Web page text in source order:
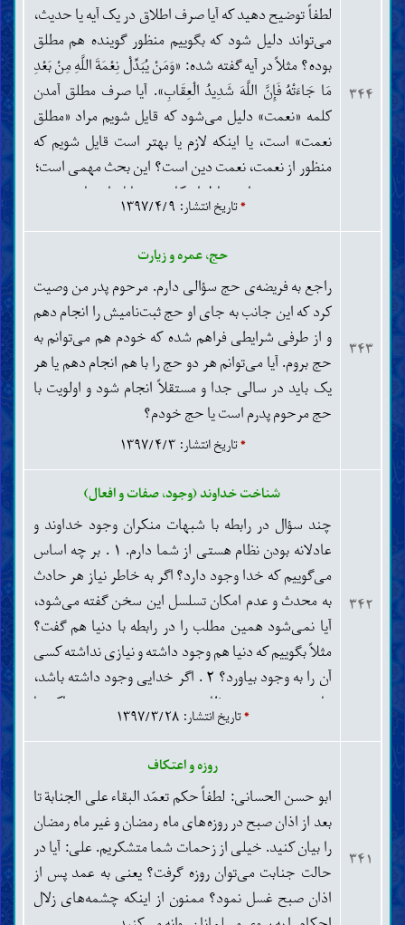
۳۴۴
لطفاً توضیح دهید که آیا صرف اطلاق در یک آیه یا حدیث،
می‌تواند دلیل شود که بگوییم منظور گوینده هم مطلق
بوده؟ مثلاً در آیه گفته شده: «وَمَنْ يُبَدِّلْ نِعْمَةَ اللَّهِ مِنْ بَعْدِ
مَا جَاءَتْهُ فَإِنَّ اللَّهَ شَدِيدُ الْعِقَابِ». آیا صرف مطلق آمدن
کلمه «نعمت» دلیل می‌شود که قایل شویم مراد «مطلق
نعمت» است، یا اینکه لازم یا بهتر است قایل شویم که
منظور از نعمت، نعمت دین است؟ این بحث مهمی است؛
چون در نحوه استنباط احکام و مسایل اعتقادی نقش
*تاریخ انتشار: ۱۳۹۷/۴/۹
۳۴۳
حج، عمره و زیارت
راجع به فریضه‌ی حج سؤالی دارم. مرحوم پدر من وصیت
کرد که این جانب به جای او حج ثبت‌نامیش را انجام دهم
و از طرفی شرایطی فراهم شده که خودم هم می‌توانم به
حج بروم. آیا می‌توانم هر دو حج را با هم انجام دهم یا هر
یک باید در سالی جدا و مستقلاً انجام شود و اولویت با
حج مرحوم پدرم است یا حج خودم؟
*تاریخ انتشار: ۱۳۹۷/۴/۳
۳۴۲
شناخت خداوند (وجود، صفات و افعال)
چند سؤال در رابطه با شبهات منکران وجود خداوند و
عادلانه بودن نظام هستی از شما دارم. ۱ . بر چه اساس
می‌گوییم که خدا وجود دارد؟ اگر به خاطر نیاز هر حادث
به محدث و عدم امکان تسلسل این سخن گفته می‌شود،
آیا نمی‌شود همین مطلب را در رابطه با دنیا هم گفت؟
مثلاً بگوییم که دنیا هم وجود داشته و نیازی نداشته کسی
آن را به وجود بیاورد؟ ۲ . اگر خدایی وجود داشته باشد،
ما به جبری بودن نظام هستی پی می‌بریم؛ چراکه ما
ناخواسته و بدون میل خودمان به وجود آمده‌ایم و باید یک
سری دستورات که خدا داده است را انجام دهیم و اگر
انجام ندهیم مجازات خواهیم شد و حتی حق گرفتن
زندگی خودمان را هم نداریم. این چگونه قابل توجیه
است؟ ۳ . آیا این عادلانه است که اگر کسی از دین خارج
شود و در واقع مرتد نامیده شود باید کشته شود؟ آیا حقّ
تبلیغ راهی که یافته است را ندارد؟ آیا این با آزادی انسان
و اختیار او منافات ندارد؟
*تاریخ انتشار: ۱۳۹۷/۳/۲۸
۳۴۱
روزه و اعتکاف
ابو حسن الحسانی: لطفاً حکم تعمّد البقاء علی الجنابة تا
بعد از اذان صبح در روزه‌های ماه رمضان و غیر ماه رمضان
را بیان کنید. خیلی از زحمات شما متشکریم. علی: آیا در
حالت جنابت می‌توان روزه گرفت؟ یعنی به عمد پس از
اذان صبح غسل نمود؟ ممنون از اینکه چشمه‌های زلال